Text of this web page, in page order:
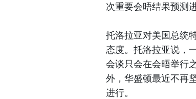
次重要会晤结果预测
托洛拉亚对美国总统
态度。托洛拉亚说，
会谈只会在会晤举行
外，华盛顿最近不再
进行。